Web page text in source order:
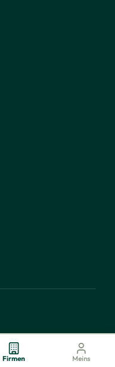
Firmen Meins